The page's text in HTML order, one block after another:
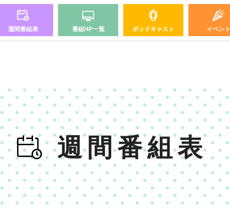
週間番組表 番組HP一覧 ポッドキャスト イベント
週間番組表